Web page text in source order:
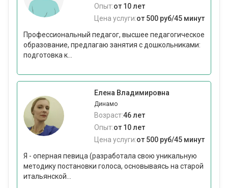
Опыт:от 10 лет
Цена услуги:от 500 руб/45 минут
Профессиональный педагог, высшее педагогическое
образование, предлагаю занятия с дошкольниками:
подготовка к...
Елена Владимировна
Динамо
Возраст:46 лет
Опыт:от 10 лет
Цена услуги:от 500 руб/45 минут
Я - оперная певица (разработала свою уникальную
методику постановки голоса, основываясь на старой
итальянской...